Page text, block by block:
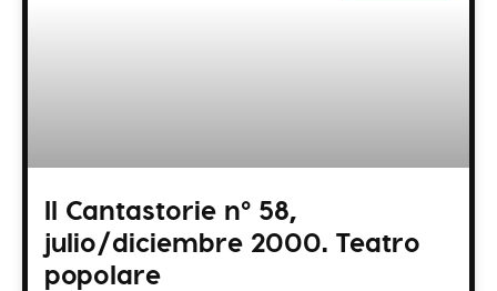
Il Cantastorie nº 58,
julio/diciembre 2000. Teatro
popolare